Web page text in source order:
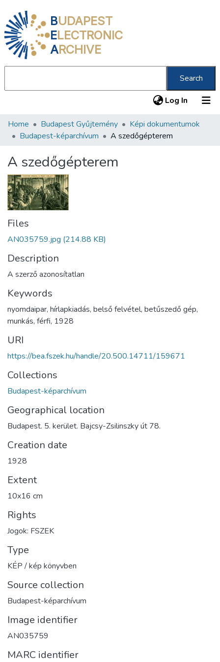
BUDAPEST
ELECTRONIC
ARCHIVE
Search
Log In (current)
Communities & Collections
Statistics
About us
Home Budapest Gyűjtemény
Képi dokumentumok
Budapest-képarchívum
A szedőgépterem
A szedőgépterem
Files
AN035759.jpg (214.88 KB)
Description
A szerző azonosítatlan
Keywords
nyomdaipar, hírlapkiadás, belső felvétel, betűszedő gép,
munkás, férfi, 1928
URI
https://bea.fszek.hu/handle/20.500.14711/159671
Collections
Budapest-képarchívum
Geographical location
Budapest. 5. kerület. Bajcsy-Zsilinszky út 78.
Creation date
1928
Extent
10x16 cm
Rights
Jogok: FSZEK
Type
KÉP / kép könyvben
Source collection
Budapest-képarchívum
Image identifier
AN035759
MARC identifier